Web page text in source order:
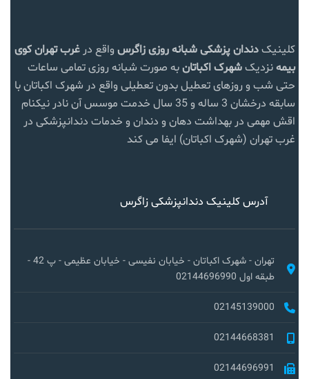
کلینیکدندان پزشکی شبانه روزی زاگرس واقع در غرب تهرانکوی
بیمهنزدیکشهرک اکباتانبه صورت شبانه روزی تمامی ساعات
حتی شب و روزهای تعطیل بدون تعطیلی واقع در شهرک اکباتان با
سابقه درخشان 3 ساله و 35 سال خدمت موسس آن نادر نیکنام
اقش مهمی در بهداشت دهان و دندان و خدمات دندانپزشکی در
غرب تهران (شهرک اکباتان) ایفا می کند
آدرس کلینیک دندانپزشکی زاگرس
تهران - شهرک اکباتان - خیابان نفیسی - خیابان عظیمی - پ 42 -
طبقه اول 02144696990
02145139000
02144668381
02144696991